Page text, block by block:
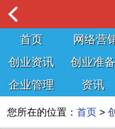
首页 网络营
创业资讯
创业准备
企业管理
资讯
您所在的位置： 首页 >